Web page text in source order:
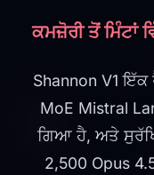
ਕਮਜ਼ੋਰੀ ਤੋਂ ਮਿੰਟਾਂ
Shannon V1
MoE Mistral
ਗਿਆ ਹੈ, ਅਤੇ
2,500 Opus